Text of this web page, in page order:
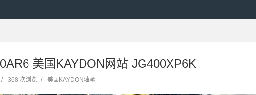
美国KAYDON网站 JG400XP6K
/ 368 次浏览 / 美国KAYDON轴承